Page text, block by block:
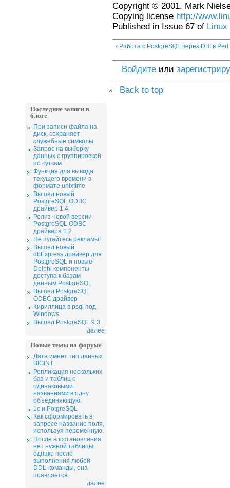
Copyright © 2001, Mark
Copying license http://
Published in Issue 67 of Linux
‹ Работа с PostgreSQL через DBI в Perl
Войдитеили
Back to top
Последние записи в
блоге
При записи файла на
диск, сохраняет
служебные символы
Запрос на выборку
данных с группировкой
по суткам
Функция для вывода
текущего времени в
формате unixtime
Вышел новый
PostgreSQL ODBC
драйвер 1.4
Релиз новой версии
PostgreSQL ODBC
драйвера 1.2
Не пугайтесь рекламы!
Вышел новый
dbExpress драйвер для
PostgreSQL и новые
Delphi компоненты
доступа к базам
данным PostgreSQL
Вышел PostgreSQL
ODBC драйвер
Кириллица в psql под
Windows
Вышел PostgreSQL 9.3
далее
Новые темы на форуме
Дата имеет тип данных
BIGINT
Репликация нескольких
баз и таблиц с
одинаковыми
названиями в одну
объединяющую.
1c и PotgreSQL
Как сформировать в
запросе название поля,
используя переменную.
После восстановления
нет нужной таблицы,
однако после
выполнения любой
DDL-команды, она
появляется
далее